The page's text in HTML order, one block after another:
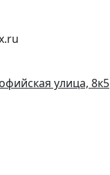
улица, 8к5